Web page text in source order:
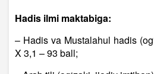
Hadis ilmi maktabiga:
– Hadis va Mustalahul hadis
X 3,1 – 93 ball;